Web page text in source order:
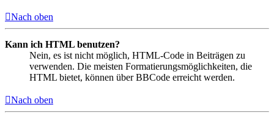
Nach oben
Kann ich HTML benutzen?
Nein, es ist nicht möglich, HTML-Code in Beiträgen zu
verwenden. Die meisten Formatierungsmöglichkeiten, die
HTML bietet, können über BBCode erreicht werden.
Nach oben